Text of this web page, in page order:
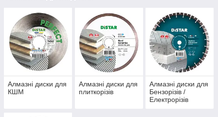
Алмазні диски для
КШМ
Алмазні диски для
плиткорізів
Алмазні диски для
Бензорізів /
Електрорізів